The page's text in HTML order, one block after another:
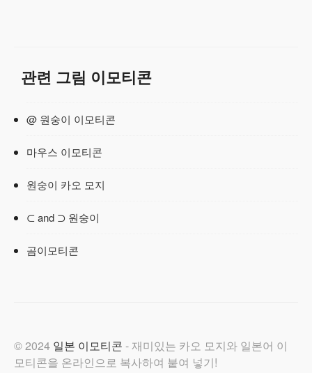
관련 그림 이모티콘
@ 원숭이 이모티콘
마우스 이모티콘
원숭이 카오 모지
⊂ and ⊃ 원숭이
곰이모티콘
© 2024 일본 이모티콘 - 재미있는 카오 모지와 일본어 이
모티콘을 온라인으로 복사하여 붙여 넣기!